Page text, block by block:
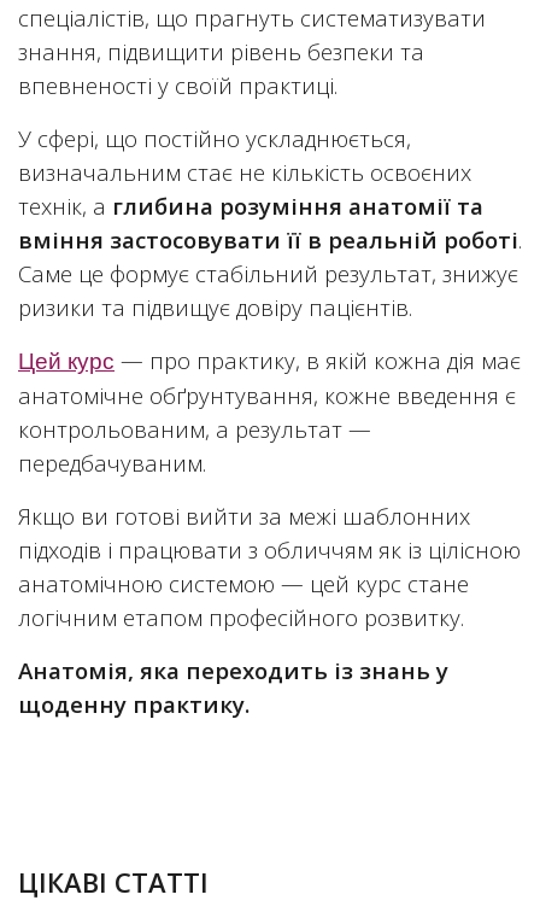
спеціалістів, що прагнуть систематизувати
знання, підвищити рівень безпеки та
впевненості у своїй практиці.
У сфері, що постійно ускладнюється,
визначальним стає не кількість освоєних
технік, а глибина розуміння анатомії та
вміння застосовувати її в реальній роботі.
Саме це формує стабільний результат, знижує
ризики та підвищує довіру пацієнтів.
Цей курс — про практику, в якій кожна дія має
анатомічне обґрунтування, кожне введення є
контрольованим, а результат —
передбачуваним.
Якщо ви готові вийти за межі шаблонних
підходів і працювати з обличчям як із цілісною
анатомічною системою — цей курс стане
логічним етапом професійного розвитку.
Анатомія, яка переходить із знань у
щоденну практику.
ЦІКАВІ СТАТТІ